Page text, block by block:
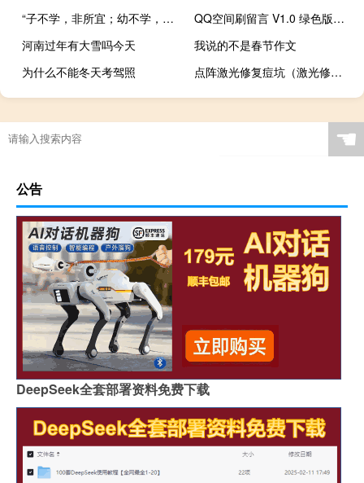
“子不学，非所宜；幼不学，老何为”是什么意思
QQ空间刷留言 V1.0 绿色版（QQ空间刷留言 V1.0 绿色版功能简介）
河南过年有大雪吗今天
我说的不是春节作文
为什么不能冬天考驾照
点阵激光修复痘坑（激光修复痘坑）
☚
公告
DeepSeek全套部署资料免费下载